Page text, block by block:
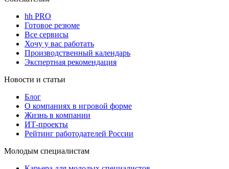
hh PRO
Готовое резюме
Все сервисы
Хочу у вас работать
Производственный календарь
Экспертная рекомендация
Новости и статьи
Блог
О компаниях в игровой форме
Жизнь в компании
ИТ-проекты
Рейтинг работодателей России
Молодым специалистам